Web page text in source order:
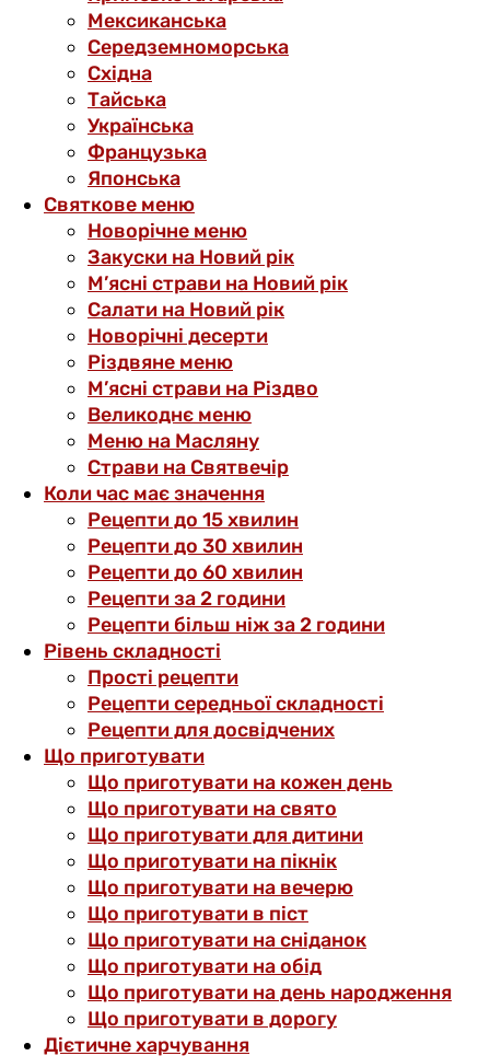
Мексиканська
Середземноморська
Східна
Тайська
Українська
Французька
Японська
Святкове меню
Новорічне меню
Закуски на Новий рік
М’ясні страви на Новий рік
Салати на Новий рік
Новорічні десерти
Різдвяне меню
М’ясні страви на Різдво
Великоднє меню
Меню на Масляну
Страви на Святвечір
Коли час має значення
Рецепти до 15 хвилин
Рецепти до 30 хвилин
Рецепти до 60 хвилин
Рецепти за 2 години
Рецепти більш ніж за 2 години
Рівень складності
Прості рецепти
Рецепти середньої складності
Рецепти для досвідчених
Що приготувати
Що приготувати на кожен день
Що приготувати на свято
Що приготувати для дитини
Що приготувати на пікнік
Що приготувати на вечерю
Що приготувати в піст
Що приготувати на сніданок
Що приготувати на обід
Що приготувати на день народження
Що приготувати в дорогу
Дієтичне харчування